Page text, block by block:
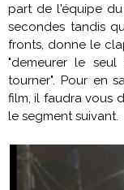
part de l'équipe du
secondes tandis
fronts, donne le
"demeurer le
tourner". Pour en
film, il faudra vous
le segment suivant.